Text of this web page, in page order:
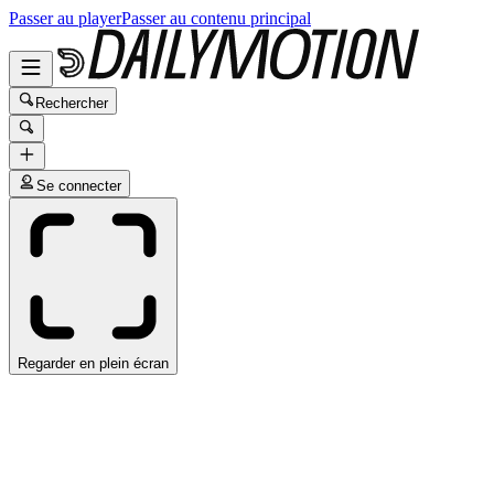
Passer au playerPasser au contenu principal
Rechercher
Se connecter
Regarder en plein écran